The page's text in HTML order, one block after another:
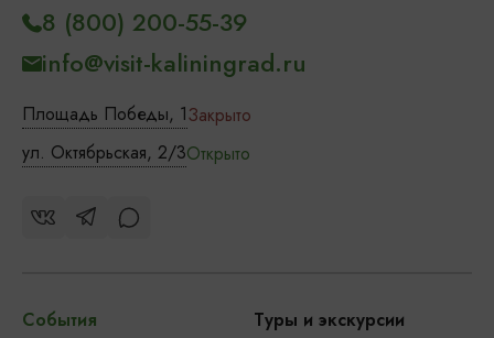
Площадь Победы, 1Закрыто
ул. Октябрьская, 2/3Открыто
8 (800) 200-55-39
info@visit-kaliningrad.ru
События
Туры и экскурсии